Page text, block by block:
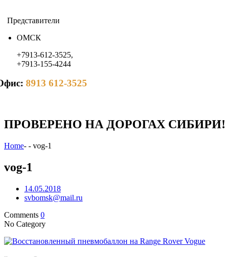
Представители
ОМСК
+7913-612-3525,
+7913-155-4244
8913 612-3525
ПРОВЕРЕНО НА ДОРОГАХ СИБИРИ!
Home- - vog-1
vog-1
14.05.2018
svbomsk@mail.ru
Comments 0
No Category